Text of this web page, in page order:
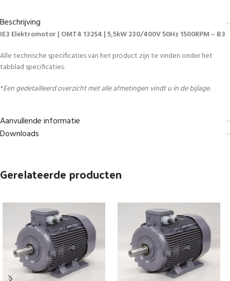
Beschrijving
IE3 Elektromotor | OMT4 132S4 | 5,5kW 230/400V 50Hz 1500RPM – B3
Alle technische specificaties van het product zijn te vinden onder het
tabblad specificaties.
*Een gedetailleerd overzicht met alle afmetingen vindt u in de bijlage.
Aanvullende informatie
Downloads
Gerelateerde producten